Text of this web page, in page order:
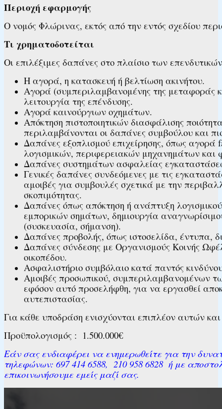
Περιοχή εφαρμογής
Ο νομός Φλώρινας, εκτός από την εντός σχεδίου
Τι χρηματοδοτείται
Οι επιλέξιμες δαπάνες στο πλαίσιο των
​Η αγορά, η κατασκευή ή βελτίωση ακινήτου.
Αγορά (συμπεριλαμβανομένης της μεταφοράς
λειτουργία της επένδυσης.
Αγορά καινούργιων οχημάτων.
Απόκτηση πιστοποιητικών διασφάλισης
περιλαμβάνονται οι δαπάνες συμβούλου και
Δαπάνες εξοπλισμού επιχείρησης, όπως αγορά
λογισμικών, περιφερειακών μηχανημάτων και
Δαπάνες συστημάτων ασφαλείας
Γενικές δαπάνες συνδεόμενες με τις
αμοιβές για συμβουλές σχετικά με την
σκοπιμότητας.
Δαπάνες όπως απόκτηση ή ανάπτυξη
εμπορικών σημάτων, δημιουργία
(συσκευασία, σήμανση).
Δαπάνες προβολής, όπως ιστοσελίδα, έντυπα,
Δαπάνες σύνδεσης με Οργανισμούς Κοινής
οικοπέδου.
Ασφαλιστήριο συμβόλαιο κατά παντός
Αμοιβές προσωπικού, συμπεριλαμβανομένων
εφόσον αυτό προσελήφθη, για να εργασθεί
αυτεπιστασίας.
Για κάθε υποδράση ενισχύονται επιπλέον αυτών
Προϋπολογισμός : 1.500.000€
Εάν σας ενδιαφέρει να ενημερωθείτε για την
τηλεφώνων: 697 414 6588, 210 958 6828 ή με
επικοινωνήσουμε εμείς μαζί σας.